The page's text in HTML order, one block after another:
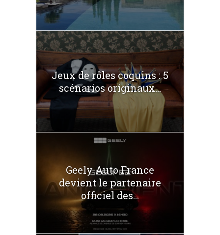
Jeux de rôles coquins : 5
scénarios originaux...
Geely Auto France
devient le partenaire
officiel des...